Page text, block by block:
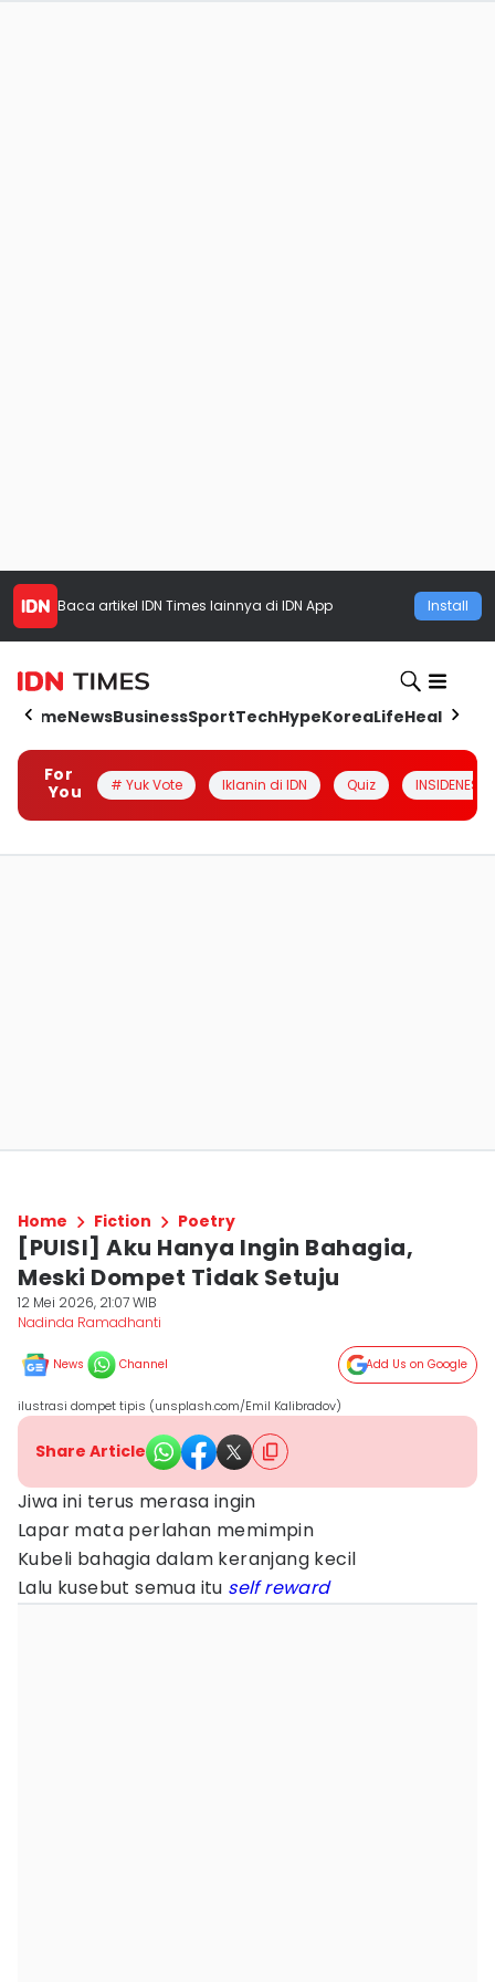
Baca artikel IDN Times lainnya di IDN App Install
HomeNewsBusinessSportTechHypeKoreaLifeHealth
For
You
# Yuk Vote Iklanin di IDN Quiz INSIDENESIA
Home Fiction Poetry
[PUISI] Aku Hanya Ingin Bahagia,
Meski Dompet Tidak Setuju
12 Mei 2026, 21:07 WIB
Nadinda Ramadhanti
News Channel Add Us on Google
ilustrasi dompet tipis (unsplash.com/Emil Kalibradov)
Share Article
Jiwa ini terus merasa ingin
Lapar mata perlahan memimpin
Kubeli bahagia dalam keranjang kecil
Lalu kusebut semua itu self reward